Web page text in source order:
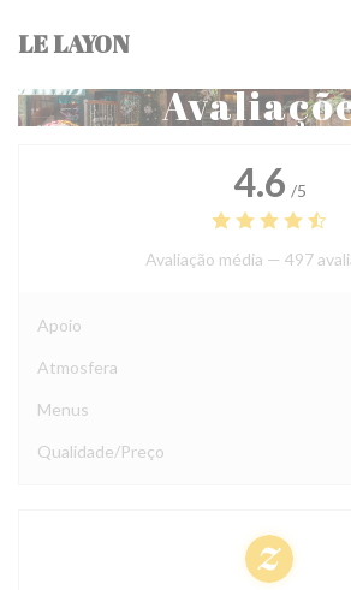
LE LAYON
4.6 /5
Avaliação média — 497
Apoio
Atmosfera
Menus
Qualidade/Preço